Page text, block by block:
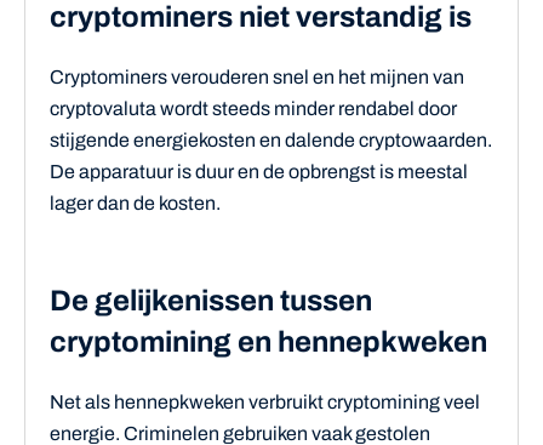
cryptominers niet verstandig is
Cryptominers verouderen snel en het mijnen van
cryptovaluta wordt steeds minder rendabel door
stijgende energiekosten en dalende cryptowaarden.
De apparatuur is duur en de opbrengst is meestal
lager dan de kosten.
De gelijkenissen tussen
cryptomining en hennepkweken
Net als hennepkweken verbruikt cryptomining veel
energie. Criminelen gebruiken vaak gestolen